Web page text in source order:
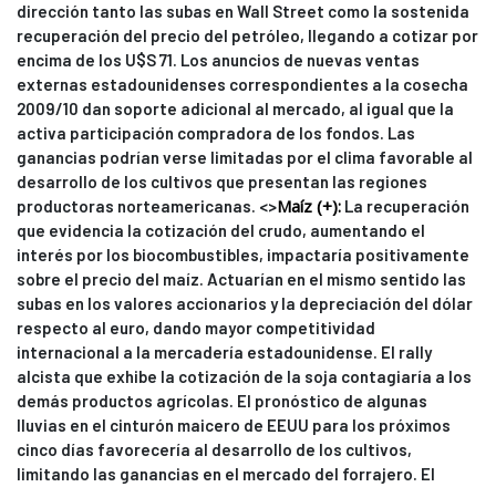
dirección tanto las subas en Wall Street como la sostenida
recuperación del precio del petróleo, llegando a cotizar por
encima de los U$S 71. Los anuncios de nuevas ventas
externas estadounidenses correspondientes a la cosecha
2009/10 dan soporte adicional al mercado, al igual que la
activa participación compradora de los fondos. Las
ganancias podrían verse limitadas por el clima favorable al
desarrollo de los cultivos que presentan las regiones
productoras norteamericanas. <>Maíz (+): La recuperación
que evidencia la cotización del crudo, aumentando el
interés por los biocombustibles, impactaría positivamente
sobre el precio del maíz. Actuarían en el mismo sentido las
subas en los valores accionarios y la depreciación del dólar
respecto al euro, dando mayor competitividad
internacional a la mercadería estadounidense. El rally
alcista que exhibe la cotización de la soja contagiaría a los
demás productos agrícolas. El pronóstico de algunas
lluvias en el cinturón maicero de EEUU para los próximos
cinco días favorecería al desarrollo de los cultivos,
limitando las ganancias en el mercado del forrajero. El